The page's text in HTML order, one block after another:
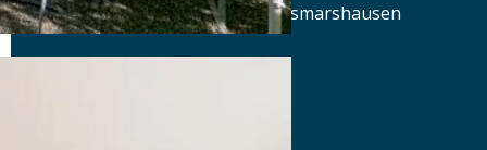
Augsburger Straße 2, 86441 Zusmarshausen